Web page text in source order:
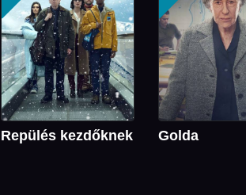
Repülés kezdőknek Golda